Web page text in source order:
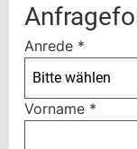
Anrede *
Bitte wählen
Vorname *